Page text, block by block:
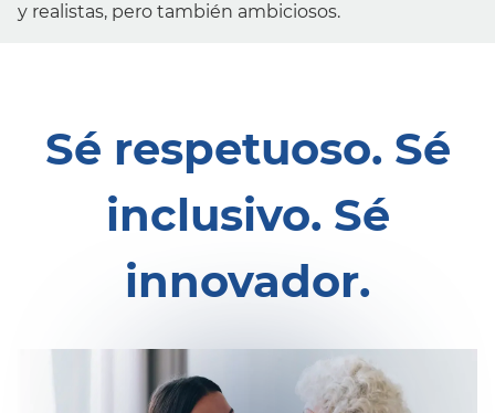
y realistas, pero también ambiciosos.
Sé respetuoso. Sé
inclusivo. Sé
innovador.